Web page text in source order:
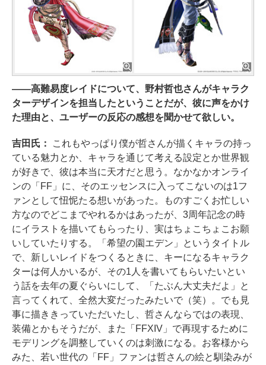
――高難易度レイドについて、野村哲也さんがキャラク
ターデザインを担当したということだが、彼に声をかけ
た理由と、ユーザーの反応の感想を聞かせて欲しい。
吉田氏：
これもやっぱり僕が哲さんが描くキャラの持っ
ている魅力とか、キャラを通じて考える設定とか世界観
が好きで、彼は本当に天才だと思う。なかなかオンライ
ンの「FF」に、そのエッセンスに入ってこないのは1フ
ァンとして忸怩たる想いがあった。ものすごくお忙しい
方なのでどこまでやれるかはあったが、3周年記念の時
にイラストを描いてもらったり、実はちょこちょこお願
いしていたりする。「希望の園エデン」というタイトル
で、新しいレイドをつくるときに、キーになるキャラク
ターは何人かいるが、その1人を書いてもらいたいとい
う話を去年の夏ぐらいにして、「たぶん大丈夫だよ」と
言ってくれて、全然大変だったみたいで（笑）。でも見
事に描ききっていただいたし、哲さんならではの表現、
装備とかもそうだが、また「FFXIV」で再現するために
モデリングを調整していくのは刺激になる。お客様から
みた、若い世代の「FF」ファンは哲さんの絵と馴染みが